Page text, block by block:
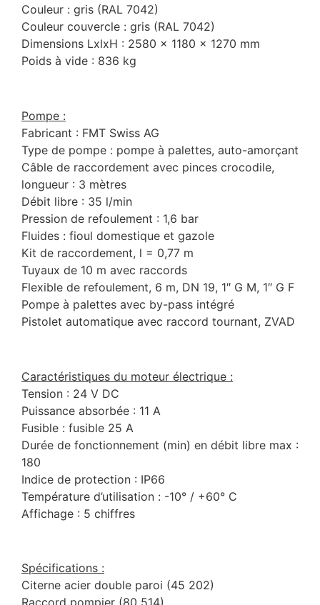
Couleur : gris (RAL 7042)
Couleur couvercle : gris (RAL 7042)
Dimensions LxlxH : 2580 x 1180 x 1270 mm
Poids à vide : 836 kg
Pompe :
Fabricant : FMT Swiss AG
Type de pompe : pompe à palettes, auto-amorçant
Câble de raccordement avec pinces crocodile,
longueur : 3 mètres
Débit libre : 35 l/min
Pression de refoulement : 1,6 bar
Fluides : fioul domestique et gazole
Kit de raccordement, l = 0,77 m
Tuyaux de 10 m avec raccords
Flexible de refoulement, 6 m, DN 19, 1″ G M, 1″ G F
Pompe à palettes avec by-pass intégré
Pistolet automatique avec raccord tournant, ZVAD
Caractéristiques du moteur électrique :
Tension : 24 V DC
Puissance absorbée : 11 A
Fusible : fusible 25 A
Durée de fonctionnement (min) en débit libre max :
180
Indice de protection : IP66
Température d’utilisation : -10° / +60° C
Affichage : 5 chiffres
Spécifications :
Citerne acier double paroi (45 202)